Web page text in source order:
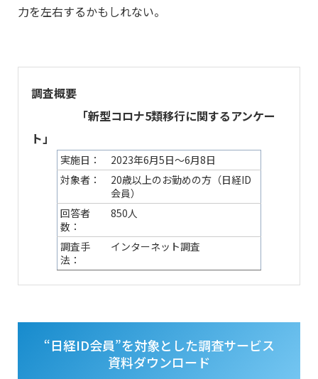
力を左右するかもしれない。
調査概要
「新型コロナ5類移行に関するアンケー
ト」
実施日：
2023年6月5日～6月8日
対象者：
20歳以上のお勤めの方（日経ID
会員）
回答者
数：
850人
調査手
法：
インターネット調査
“日経ID会員”を対象とした調査サービス
資料ダウンロード